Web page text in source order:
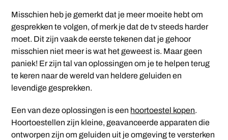
Misschien heb je gemerkt dat je meer moeite hebt om
gesprekken te volgen, of merk je dat de tv steeds harder
moet. Dit zijn vaak de eerste tekenen dat je gehoor
misschien niet meer is wat het geweest is. Maar geen
paniek! Er zijn tal van oplossingen om je te helpen terug
te keren naar de wereld van heldere geluiden en
levendige gesprekken.
Een van deze oplossingen is een hoortoestel kopen.
Hoortoestellen zijn kleine, geavanceerde apparaten die
ontworpen zijn om geluiden uit je omgeving te versterken